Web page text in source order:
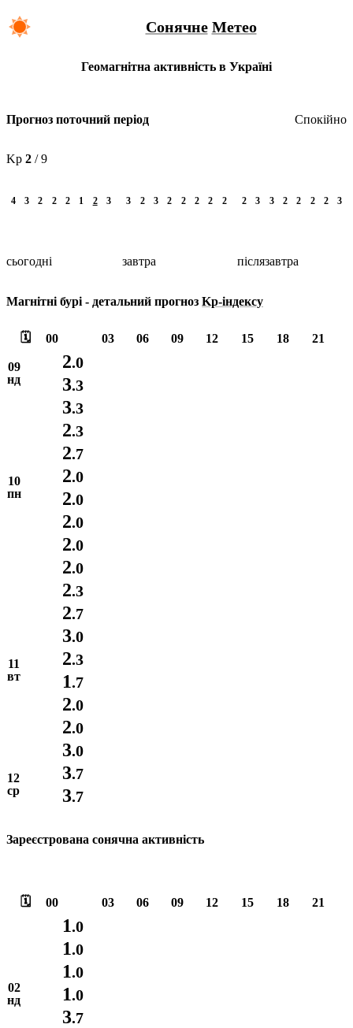
Сонячне Метео
Геомагнітна активність в Україні
Прогноз поточний період Спокійно
Kp 2 / 9
4 3 2 2 2 1 2 3 3 2 3 2 2 2 2 2 2 3 3 2 2 2 2 3
сьогодні завтра післязавтра
Магнітні бурі - детальний прогноз Kp-індексу
🗓️ 00 03 06 09 12 15 18 21
09
нд
2.0
3.3
10
пн
3.3
2.3
2.7
2.0
2.0
2.0
2.0
2.0
11
вт
2.3
2.7
3.0
2.3
1.7
2.0
2.0
3.0
12
ср
3.7
3.7
Зареєстрована сонячна активність
🗓️ 00 03 06 09 12 15 18 21
02
нд
1.0
1.0
1.0
1.0
3.7